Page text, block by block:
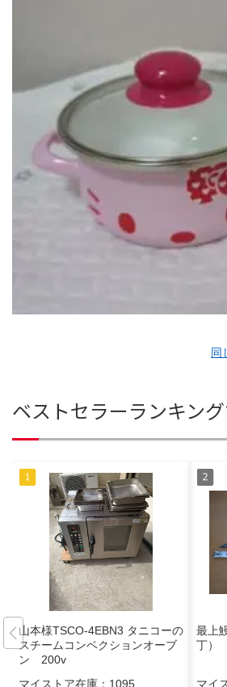
同
ベストセラーランキン
山本様TSCO-4EBN3 タニコーの
スチームコンベクションオーブ
ン 200v
マイストア在庫： 1095
最上
丁）
マイ